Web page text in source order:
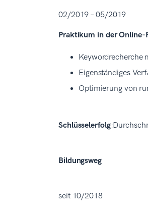
02/2019 – 05/2019
Praktikum in der Online-
Keywordrecherche
Eigenständiges
Optimierung von
Schlüsselerfolg
Bildungsweg
seit 10/2018